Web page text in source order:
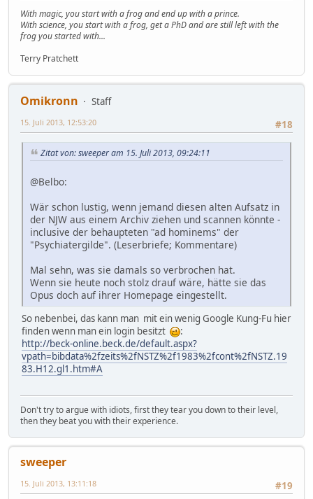
With magic, you start with a frog and end up with a prince.
With science, you start with a frog, get a PhD and are still left with the
frog you started with...
Terry Pratchett
Omikronn
Staff
#18
15. Juli 2013, 12:53:20
Zitat von: sweeper am 15. Juli 2013, 09:24:11
@Belbo:
Wär schon lustig, wenn jemand diesen alten Aufsatz in
der NJW aus einem Archiv ziehen und scannen könnte -
inclusive der behaupteten "ad hominems" der
"Psychiatergilde". (Leserbriefe; Kommentare)
Mal sehn, was sie damals so verbrochen hat.
Wenn sie heute noch stolz drauf wäre, hätte sie das
Opus doch auf ihrer Homepage eingestellt.
So nebenbei, das kann man mit ein wenig Google Kung-Fu hier
finden wenn man ein login besitzt
:
http://beck-online.beck.de/default.aspx?
vpath=bibdata%2fzeits%2fNSTZ%2f1983%2fcont%2fNSTZ.19
83.H12.gl1.htm#A
Don't try to argue with idiots, first they tear you down to their level,
then they beat you with their experience.
sweeper
#19
15. Juli 2013, 13:11:18